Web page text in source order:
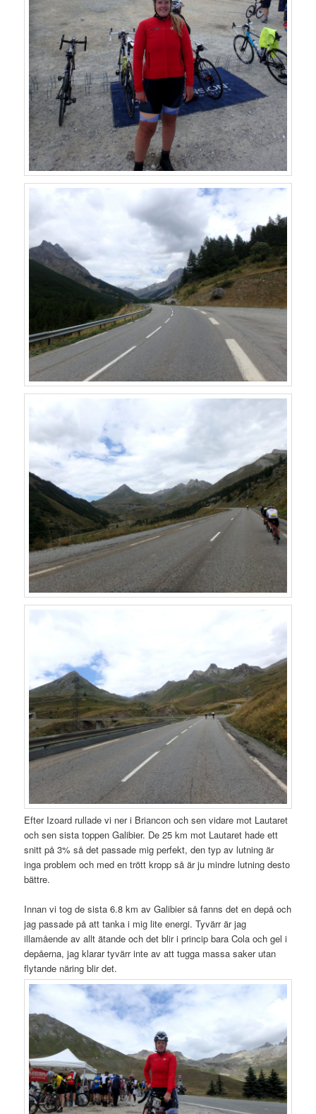
Efter Izoard rullade vi ner i Briancon och sen vidare mot Lautaret
och sen sista toppen Galibier. De 25 km mot Lautaret hade ett
snitt på 3% så det passade mig perfekt, den typ av lutning är
inga problem och med en trött kropp så är ju mindre lutning desto
bättre.
Innan vi tog de sista 6.8 km av Galibier så fanns det en depå och
jag passade på att tanka i mig lite energi. Tyvärr är jag
illamående av allt ätande och det blir i princip bara Cola och gel i
depåerna, jag klarar tyvärr inte av att tugga massa saker utan
flytande näring blir det.